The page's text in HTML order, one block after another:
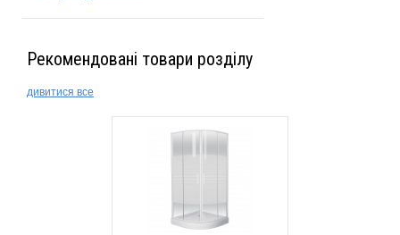
Рекомендовані товари розділу
дивитися все